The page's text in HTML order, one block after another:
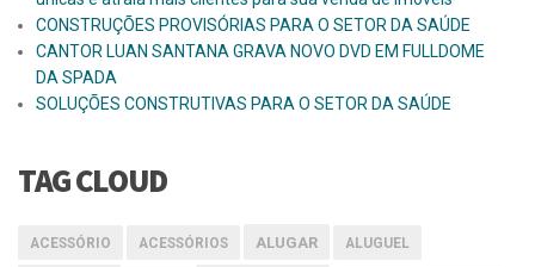
CONSTRUÇÕES PROVISÓRIAS PARA O SETOR DA SAÚDE
CANTOR LUAN SANTANA GRAVA NOVO DVD EM FULLDOME
DA SPADA
SOLUÇÕES CONSTRUTIVAS PARA O SETOR DA SAÚDE
TAG CLOUD
ACESSÓRIO ACESSÓRIOS ALUGAR ALUGUEL